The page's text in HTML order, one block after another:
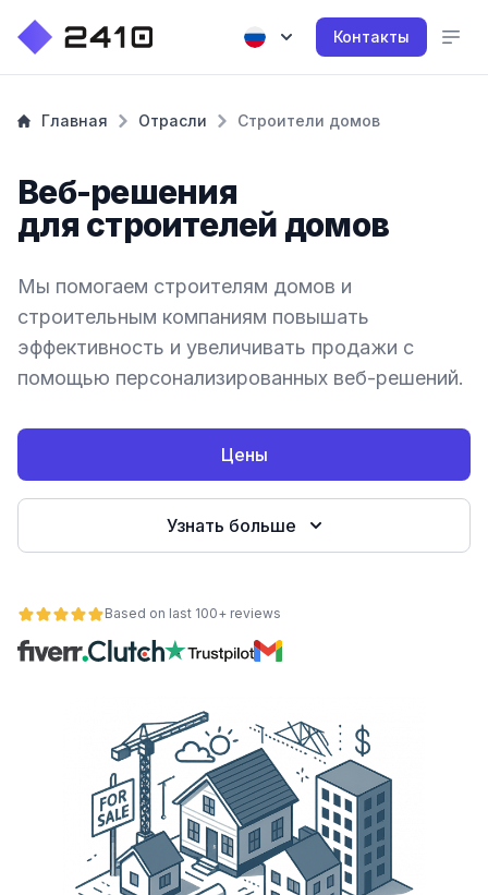
Контакты
Главная Отрасли Строители домов
Веб-решения
для строителей домов
Мы помогаем строителям домов и
строительным компаниям повышать
эффективность и увеличивать продажи с
помощью персонализированных веб-решений.
Цены
Узнать больше
Based on last 100+ reviews